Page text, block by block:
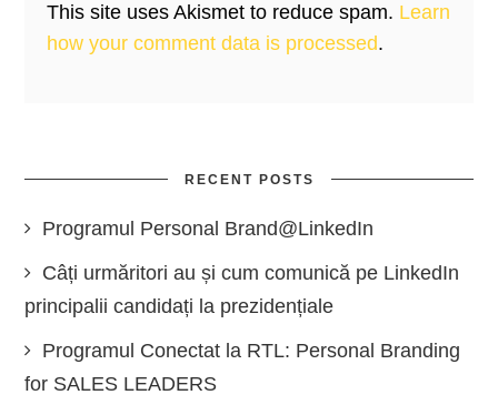
This site uses Akismet to reduce spam. Learn
how your comment data is processed.
RECENT POSTS
Programul Personal Brand@LinkedIn
Câți urmăritori au și cum comunică pe LinkedIn
principalii candidați la prezidențiale
Programul Conectat la RTL: Personal Branding
for SALES LEADERS